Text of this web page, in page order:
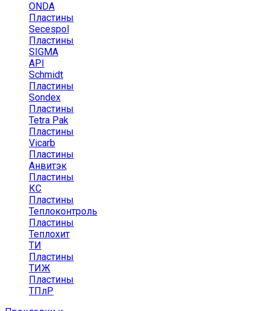
ONDA
Пластины
Secespol
Пластины
SIGMA
API
Schmidt
Пластины
Sondex
Пластины
Tetra Pak
Пластины
Vicarb
Пластины
Анвитэк
Пластины
КС
Пластины
Теплоконтроль
Пластины
Теплохит
ТИ
Пластины
ТИЖ
Пластины
ТПлР